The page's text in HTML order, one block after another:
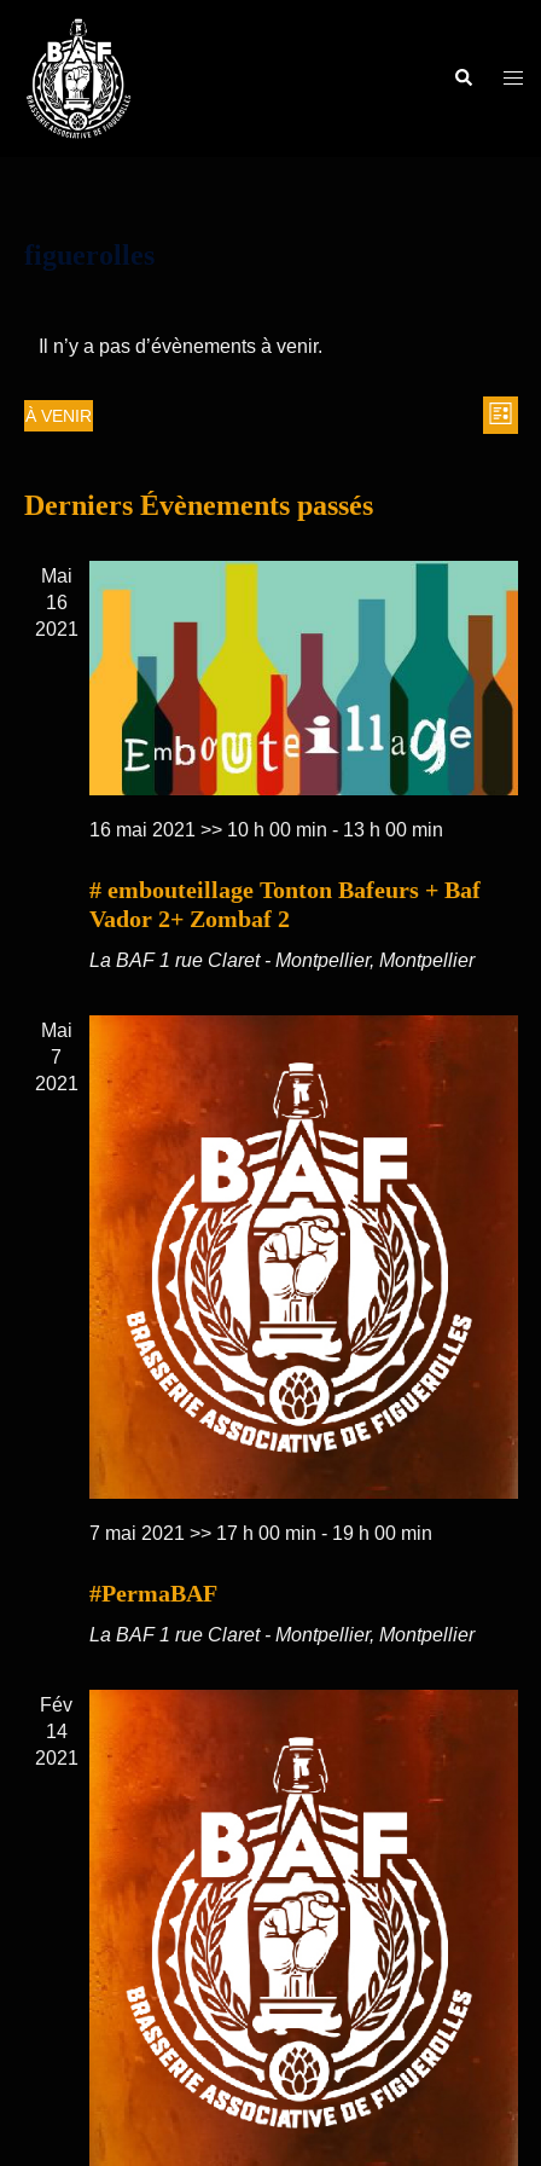
figuerolles
Il n’y a pas d’évènements à venir.
LISTE
À VENIR
date.
Derniers Évènements passés
Mai
16
2021
16 mai 2021 >> 10 h 00 min - 13 h 00 min
# embouteillage Tonton Bafeurs + Baf
Vador 2+ Zombaf 2
La BAF 1 rue Claret - Montpellier, Montpellier
Mai
7
2021
7 mai 2021 >> 17 h 00 min - 19 h 00 min
#PermaBAF
La BAF 1 rue Claret - Montpellier, Montpellier
Fév
14
2021